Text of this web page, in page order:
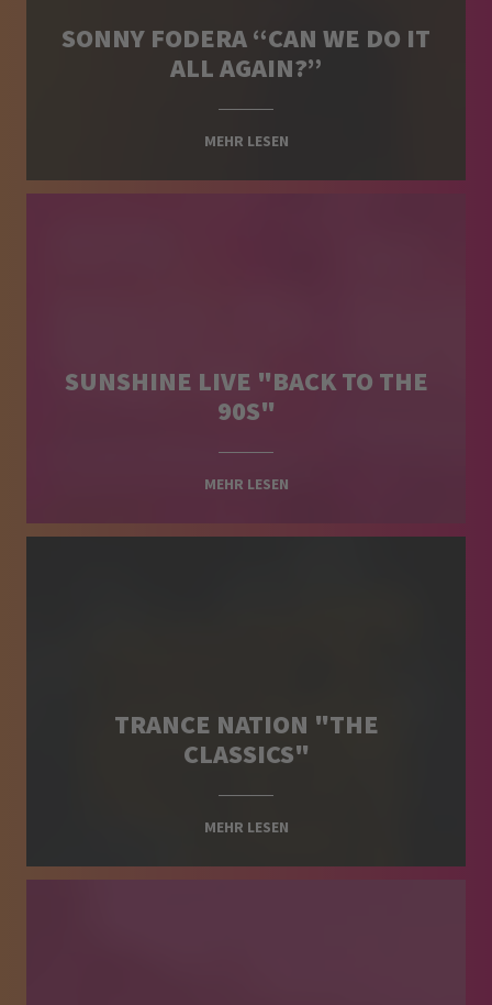
SONNY FODERA “CAN WE DO IT
ALL AGAIN?”
MEHR LESEN
SUNSHINE LIVE "BACK TO THE
90S"
MEHR LESEN
TRANCE NATION "THE
CLASSICS"
MEHR LESEN